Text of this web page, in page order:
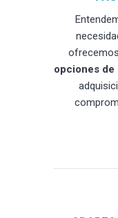
ofrecemos
opciones de